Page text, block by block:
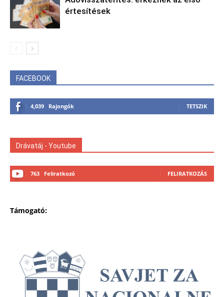
értesítések
FACEBOOK
4,039 Rajongók TETSZIK
Drávatáj - Youtube
763 Feliratkozó FELIRATKOZÁS
Támogató: